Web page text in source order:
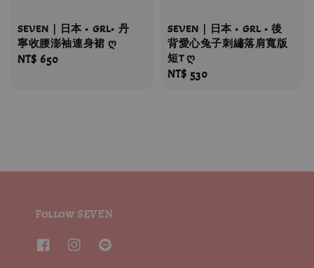
SEVEN｜日本 • GRL• 丹
寧收腰澎袖連身裙 ღ
Regular
NT$ 650
SEVEN｜日本 • GRL • 後
背愛心兔子刺繡落肩寬版
短T ღ
Regular
NT$ 530
Follow SEVEN